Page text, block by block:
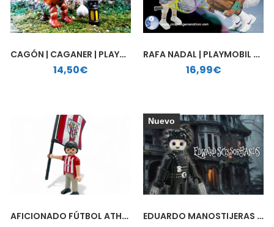
CAGÓN | CAGANER | PLAYMOBIL PERSONALIZADO
14,50€
RAFA NADAL | PLAYMOBIL PERSONALIZADO
16,99€
AFICIONADO FÚTBOL ATHLETIC DE BILBAO | PLAYMOBIL PERSONALIZADO
Nuevo
EDUARDO MANOSTIJERAS | PLAYMOBIL PERSONALIZADO